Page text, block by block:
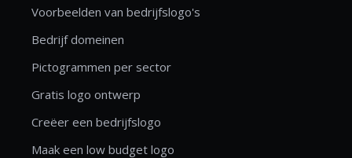
Voorbeelden van bedrijfslogo's
Bedrijf domeinen
Pictogrammen per sector
Gratis logo ontwerp
Creëer een bedrijfslogo
Maak een low budget logo